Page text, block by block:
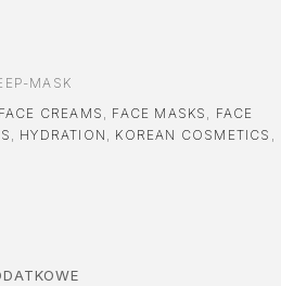
MASK
FACE CREAMS , FACE MASKS , FACE
, HYDRATION , KOREAN COSMETICS ,